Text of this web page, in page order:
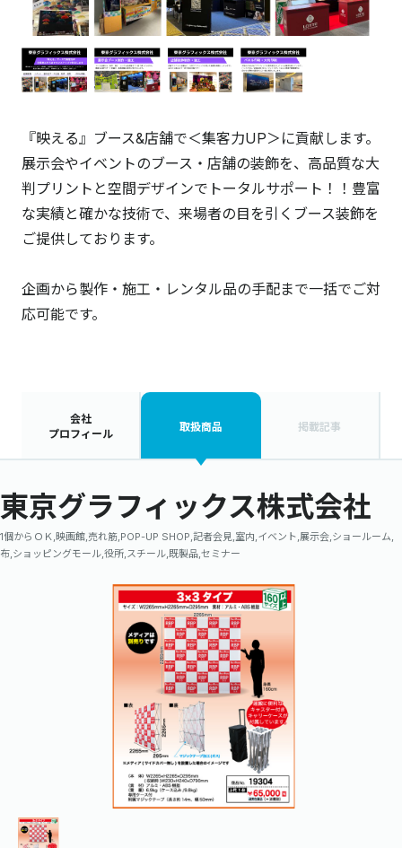
『映える』ブース&店舗で＜集客力UP＞に貢献します。
展示会やイベントのブース・店舗の装飾を、高品質な大
判プリントと空間デザインでトータルサポート！！豊富
な実績と確かな技術で、来場者の目を引くブース装飾を
ご提供しております。
企画から製作・施工・レンタル品の手配まで一括でご対
応可能です。
会社
プロフィール
取扱商品 掲載記事
東京グラフィックス株式会社
1個からＯＫ,映画館,売れ筋,POP-UP SHOP,記者会見,室内,イベント,展示会,ショールーム,
布,ショッピングモール,役所,スチール,既製品,セミナー